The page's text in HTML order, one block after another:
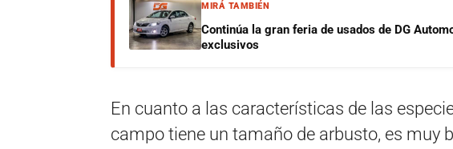
MIRÁ TAMBIÉN
Continúa la gran feria de usados de DG
exclusivos
En cuanto a las características de las
campo tiene un tamaño de arbusto, es muy